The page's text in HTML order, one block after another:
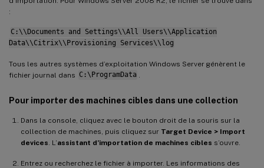
:
C:\\Documents and Settings\\All Users\\Application
Data\\Citrix\\Provisioning Services\\log
Tous les autres systèmes d’exploitation Windows Server génèrent le
fichier journal dans C:\ProgramData
Pour importer des machines cibles dans une collection
Dans la console, cliquez avec le bouton droit de la souris sur la
collection de machines, puis cliquez sur Target Device > Import
devices . L’assistant d’importation de machines cibles s’ouvre.
Entrez ou recherchez le fichier à importer. Les informations des